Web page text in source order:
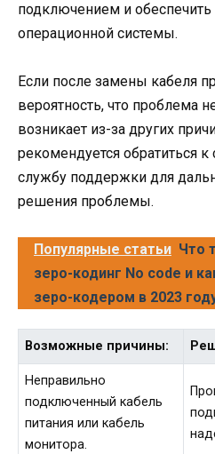
подключением и
операционной системы.
Если после замены кабеля
вероятность, что проблема
возникает из-за других
рекомендуется обратиться к
службу поддержки для
решения проблемы.
Популярные статьи Что
зеро-кодинг No code и
зеро-кодером в 2023
Возможные причины:
Неправильно
подключенный кабель
питания или кабель
монитора.